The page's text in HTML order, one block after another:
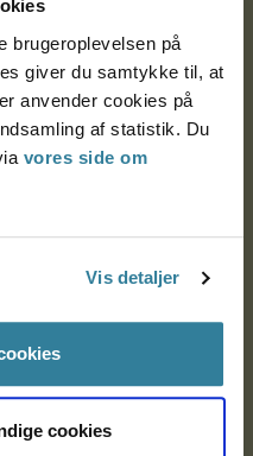
brugeroplevelsen på
giver du samtykke til, at
anvender cookies på
af statistik. Du
vores side om
Vis detaljer
cookies